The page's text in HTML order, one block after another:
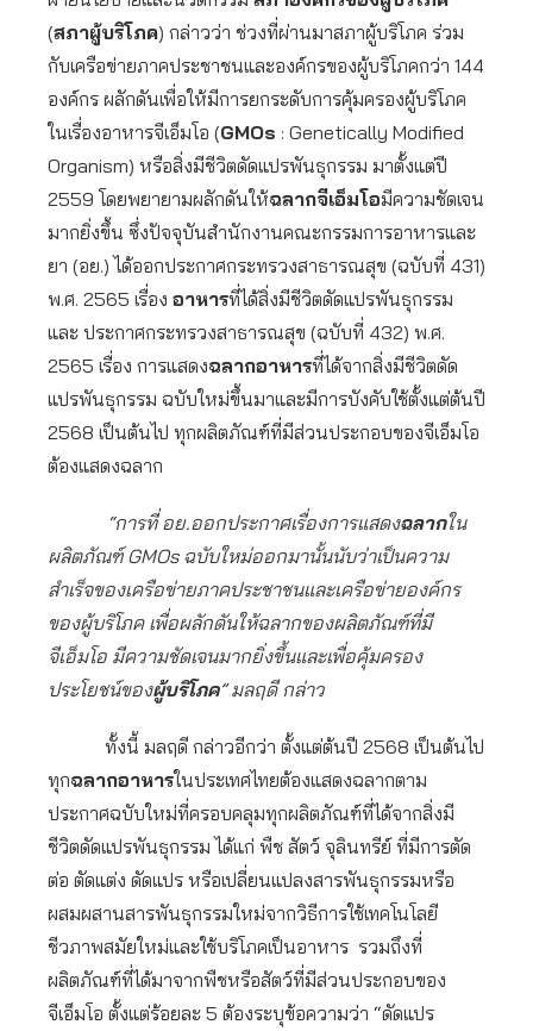
(สภาผู้บริโภค) กล่าวว่า ช่วงที่ผ่านมาสภาผู้บริโภค ร่วม
กับเครือข่ายภาคประชาชนและองค์กรของผู้บริโภคกว่า 144
องค์กร ผลักดันเพื่อให้มีการยกระดับการคุ้มครองผู้บริโภค
ในเรื่องอาหารจีเอ็มโอ (GMOs : Genetically Modified
Organism) หรือสิ่งมีชีวิตดัดแปรพันธุกรรม มาตั้งแต่ปี
2559 โดยพยายามผลักดันให้ฉลากจีเอ็มโอมีความชัดเจน
มากยิ่งขึ้น ซึ่งปัจจุบันสำนักงานคณะกรรมการอาหารและ
ยา (อย.) ได้ออกประกาศกระทรวงสาธารณสุข (ฉบับที่ 431)
พ.ศ. 2565 เรื่อง อาหารที่ได้สิ่งมีชีวิตดัดแปรพันธุกรรม
และ ประกาศกระทรวงสาธารณสุข (ฉบับที่ 432) พ.ศ.
2565 เรื่อง การแสดงฉลากอาหารที่ได้จากสิ่งมีชีวิตดัด
แปรพันธุกรรม ฉบับใหม่ขึ้นมาและมีการบังคับใช้ตั้งแต่ต้นปี
2568 เป็นต้นไป ทุกผลิตภัณฑ์ที่มีส่วนประกอบของจีเอ็มโอ
ต้องแสดงฉลาก
“การที่ อย.ออกประกาศเรื่องการแสดงฉลากใน
ผลิตภัณฑ์ GMOs ฉบับใหม่ออกมานั้นนับว่าเป็นความ
สำเร็จของเครือข่ายภาคประชาชนและเครือข่ายองค์กร
ของผู้บริโภค เพื่อผลักดันให้ฉลากของผลิตภัณฑ์ที่มี
จีเอ็มโอ มีความชัดเจนมากยิ่งขึ้นและเพื่อคุ้มครอง
ประโยชน์ของผู้บริโภค” มลฤดี กล่าว
ทั้งนี้ มลฤดี กล่าวอีกว่า ตั้งแต่ต้นปี 2568 เป็นต้นไป
ทุกฉลากอาหารในประเทศไทยต้องแสดงฉลากตาม
ประกาศฉบับใหม่ที่ครอบคลุมทุกผลิตภัณฑ์ที่ได้จากสิ่งมี
ชีวิตดัดแปรพันธุกรรม ได้แก่ พืช สัตว์ จุลินทรีย์ ที่มีการตัด
ต่อ ตัดแต่ง ดัดแปร หรือเปลี่ยนแปลงสารพันธุกรรมหรือ
ผสมผสานสารพันธุกรรมใหม่จากวิธีการใช้เทคโนโลยี
ชีวภาพสมัยใหม่และใช้บริโภคเป็นอาหาร รวมถึงที่
ผลิตภัณฑ์ที่ได้มาจากพืชหรือสัตว์ที่มีส่วนประกอบของ
จีเอ็มโอ ตั้งแต่ร้อยละ 5 ต้องระบุข้อความว่า “ดัดแปร